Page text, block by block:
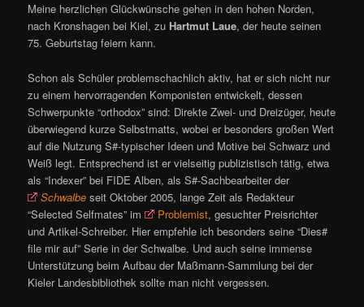
Meine herzlichen Glückwünsche gehen in den hohen Norden,
nach Kronshagen bei Kiel, zu Hartmut Laue, der heute seinen
75. Geburtstag feiern kann.
Schon als Schüler problemschachlich aktiv, hat er sich nicht nur
zu einem hervorragenden Komponisten entwickelt, dessen
Schwerpunkte “orthodox” sind: Direkte Zwei- und Dreizüger, heute
überwiegend kurze Selbstmatts, wobei er besonders großen Wert
auf die Nutzung S#-typischer Ideen und Motive bei Schwarz und
Weiß legt. Entsprechend ist er vielseitig publizistisch tätig, etwa
als “Indexer” bei FIDE Alben, als S#-Sachbearbeiter der
Schwalbe seit Oktober 2005, lange Zeit als Redakteur
“Selected Selfmates” im
Problemist, gesuchter Preisrichter
und Artikel-Schreiber. Hier empfehle ich besonders seine “Dies#
file mir auf” Serie in der Schwalbe. Und auch seine immense
Unterstützung beim Aufbau der Maßmann-Sammlung bei der
Kieler Landesbibliothek sollte man nicht vergessen.